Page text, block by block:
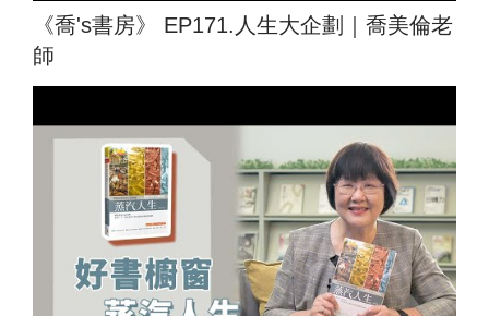
《喬's書房》 EP171.人生大企劃｜喬美倫老
師